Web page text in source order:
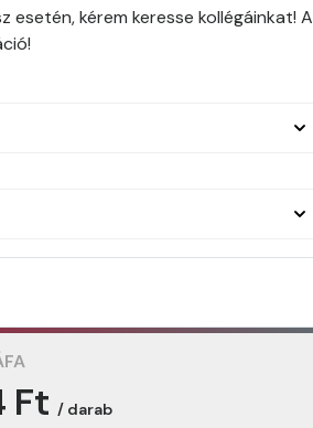
esetén, kérem keresse kollégáinkat! A
Ft / darab